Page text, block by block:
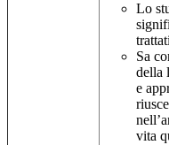
Lo
Sa
della
e
vita